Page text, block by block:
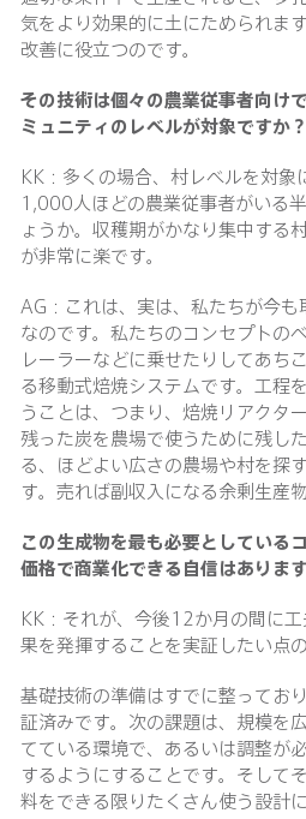
気をより効果的に土にためられま
改善に役立つのです。
その技術は個々の農業従事者向け
ミュニティのレベルが対象ですか？
KK：多くの場合、村レベルを対
1,000人ほどの農業従事者がいる
ょうか。収穫期がかなり集中する
が非常に楽です。
AG：これは、実は、私たちが今
なのです。私たちのコンセプトの
レーラーなどに乗せたりしてあち
る移動式焙焼システムです。工程
うことは、つまり、焙焼リアクタ
残った炭を農場で使うために残し
る、ほどよい広さの農場や村を探
す。売れば副収入になる余剰生産
この生成物を最も必要としている
価格で商業化できる自信はありま
KK：それが、今後12か月の間に
果を発揮することを実証したい点の
基礎技術の準備はすでに整ってお
証済みです。次の課題は、規模を
てている環境で、あるいは調整が
するようにすることです。そして
料をできる限りたくさん使う設計